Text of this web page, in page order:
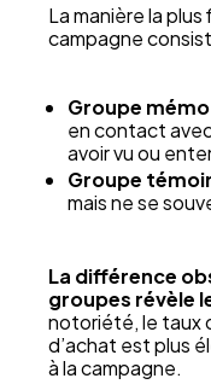
La manière la plus
campagne
Groupe
en contact
avoir vu ou
Groupe
mais ne se
La différence
groupes révèle
notoriété, le taux
d’achat est plus
à la campagne.